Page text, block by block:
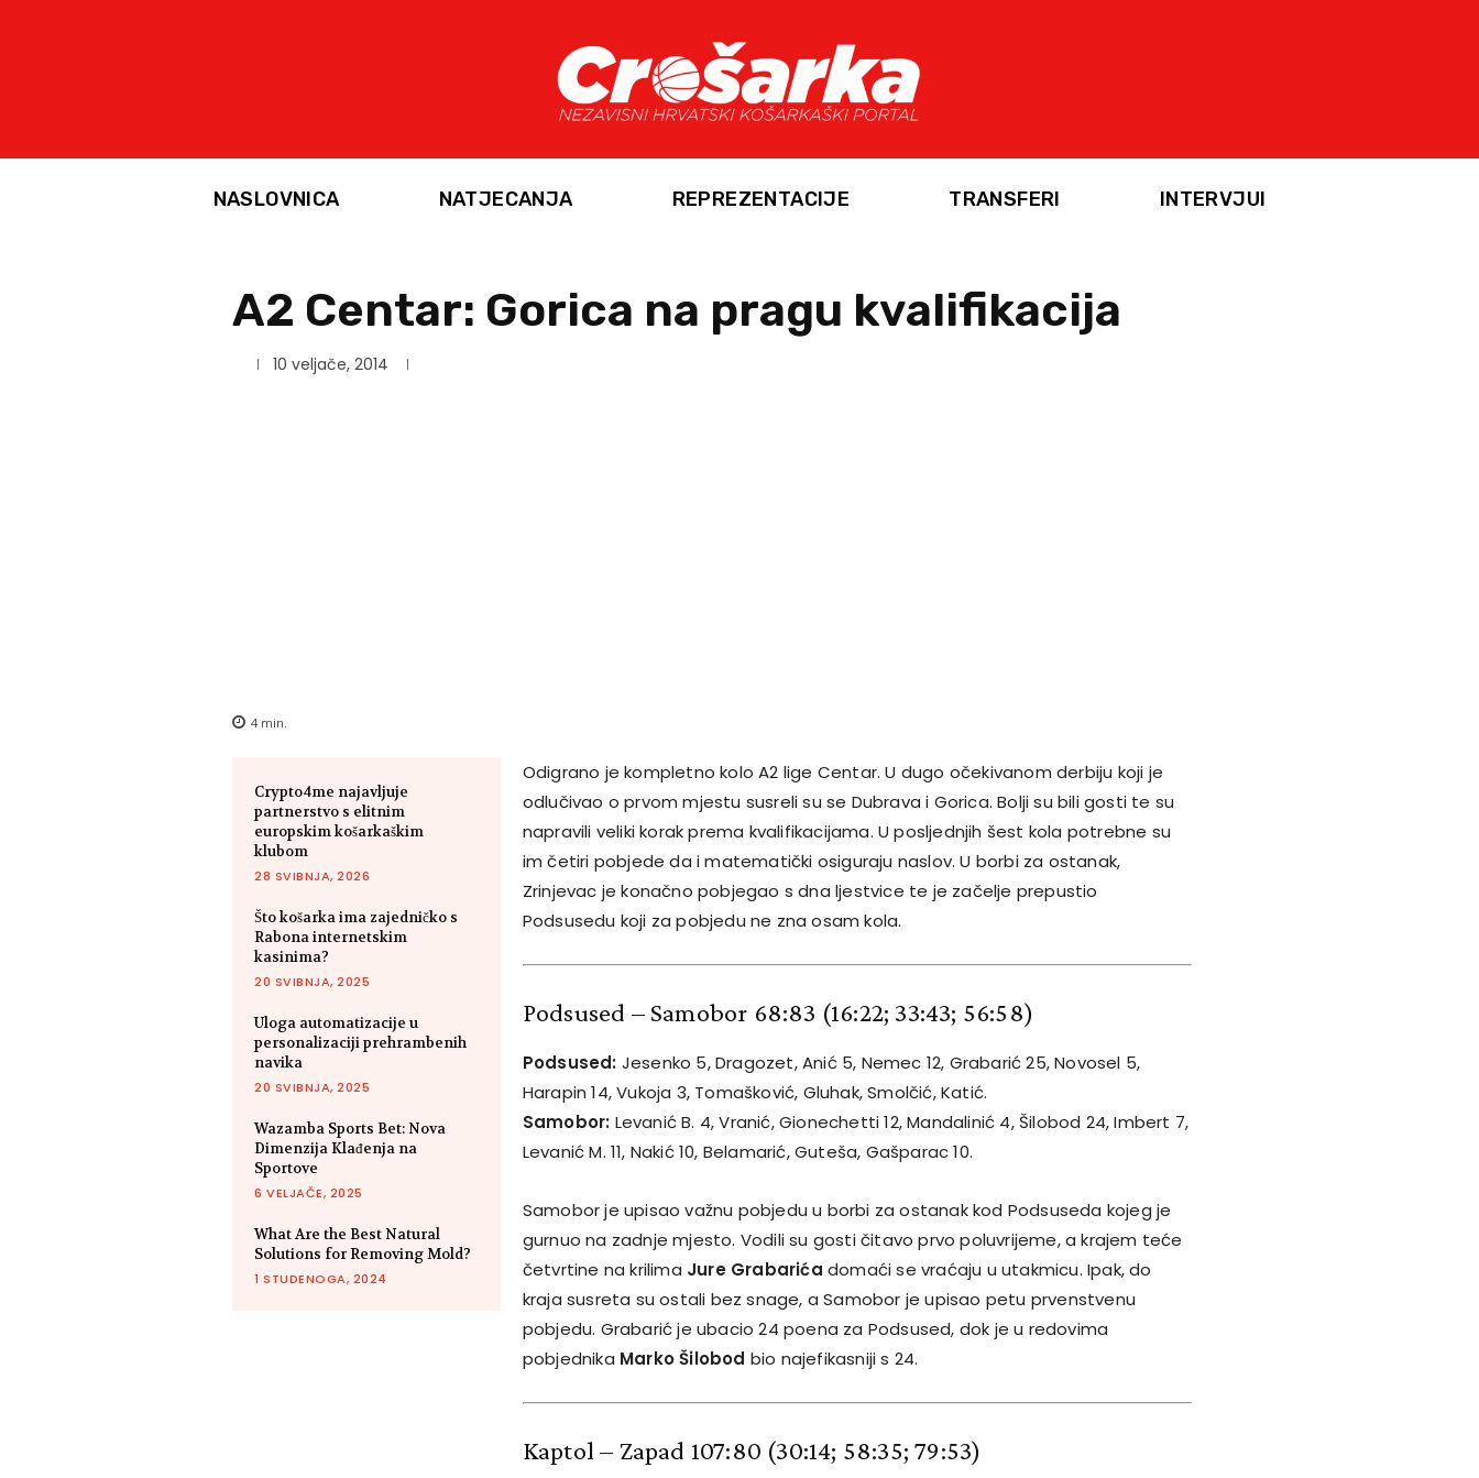
NASLOVNICA NATJECANJA REPREZENTACIJE TRANSFERI INTERVJUI
A2 Centar: Gorica na pragu kvalifikacija
10 veljače, 2014
4 min.
Crypto4me najavljuje
partnerstvo s elitnim
europskim košarkaškim
klubom
28 SVIBNJA, 2026
Što košarka ima zajedničko s
Rabona internetskim
kasinima?
20 SVIBNJA, 2025
Uloga automatizacije u
personalizaciji prehrambenih
navika
20 SVIBNJA, 2025
Wazamba Sports Bet: Nova
Dimenzija Klađenja na
Sportove
6 VELJAČE, 2025
What Are the Best Natural
Solutions for Removing Mold?
1 STUDENOGA, 2024
Odigrano je kompletno kolo A2 lige Centar. U dugo očekivanom derbiju koji je
odlučivao o prvom mjestu susreli su se Dubrava i Gorica. Bolji su bili gosti te su
napravili veliki korak prema kvalifikacijama. U posljednjih šest kola potrebne su
im četiri pobjede da i matematički osiguraju naslov. U borbi za ostanak,
Zrinjevac je konačno pobjegao s dna ljestvice te je začelje prepustio
Podsusedu koji za pobjedu ne zna osam kola.
Podsused – Samobor 68:83 (16:22; 33:43; 56:58)
Podsused: Jesenko 5, Dragozet, Anić 5, Nemec 12, Grabarić 25, Novosel 5,
Harapin 14, Vukoja 3, Tomašković, Gluhak, Smolčić, Katić.
Samobor: Levanić B. 4, Vranić, Gionechetti 12, Mandalinić 4, Šilobod 24, Imbert 7,
Levanić M. 11, Nakić 10, Belamarić, Guteša, Gašparac 10.
Samobor je upisao važnu pobjedu u borbi za ostanak kod Podsuseda kojeg je
gurnuo na zadnje mjesto. Vodili su gosti čitavo prvo poluvrijeme, a krajem teće
četvrtine na krilima Jure Grabarića domaći se vraćaju u utakmicu. Ipak, do
kraja susreta su ostali bez snage, a Samobor je upisao petu prvenstvenu
pobjedu. Grabarić je ubacio 24 poena za Podsused, dok je u redovima
pobjednika Marko Šilobod bio najefikasniji s 24.
Kaptol – Zapad 107:80 (30:14; 58:35; 79:53)